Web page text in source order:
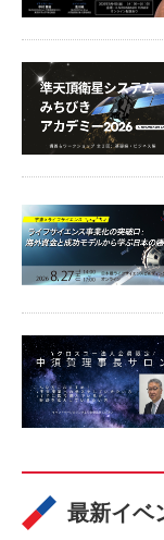
最新イベ